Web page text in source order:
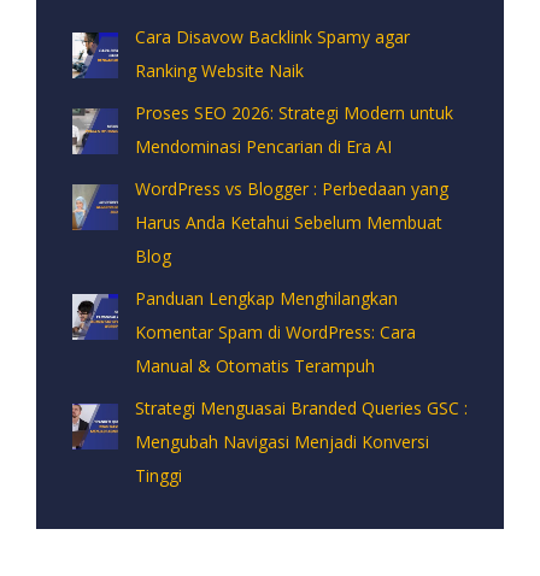
Cara Disavow Backlink Spamy agar
Ranking Website Naik
Proses SEO 2026: Strategi Modern untuk
Mendominasi Pencarian di Era AI
WordPress vs Blogger : Perbedaan yang
Harus Anda Ketahui Sebelum Membuat
Blog
Panduan Lengkap Menghilangkan
Komentar Spam di WordPress: Cara
Manual & Otomatis Terampuh
Strategi Menguasai Branded Queries GSC :
Mengubah Navigasi Menjadi Konversi
Tinggi